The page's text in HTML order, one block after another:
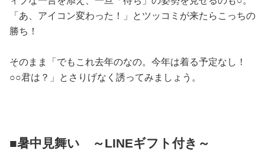
「あ、アイコン変わった！」とツッコミが来たらこっちの
勝ち！
そのまま「でもこれ去年のなの。今年は着る予定なし！
○○君は？」とさりげなく誘ってみましょう。
■暑中見舞い ～LINEギフト付き～